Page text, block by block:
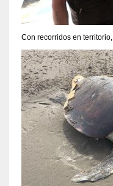
Con recorridos en